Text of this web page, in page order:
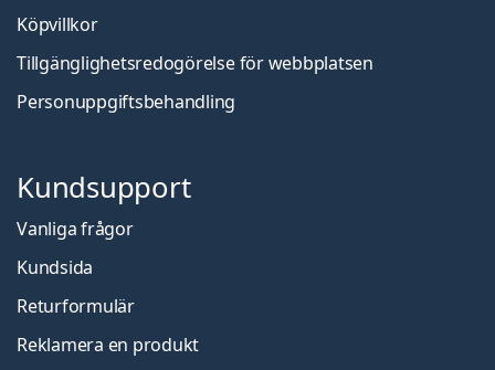
Köpvillkor
Tillgänglighetsredogörelse för webbplatsen
Personuppgiftsbehandling
Kundsupport
Vanliga frågor
Kundsida
Returformulär
Reklamera en produkt